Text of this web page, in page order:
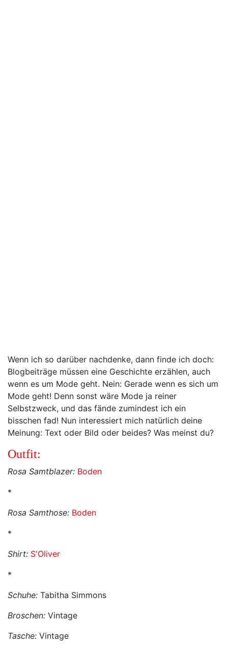
Wenn ich so darüber nachdenke, dann finde ich doch:
Blogbeiträge müssen eine Geschichte erzählen, auch
wenn es um Mode geht. Nein: Gerade wenn es sich um
Mode geht! Denn sonst wäre Mode ja reiner
Selbstzweck, und das fände zumindest ich ein
bisschen fad! Nun interessiert mich natürlich deine
Meinung: Text oder Bild oder beides? Was meinst du?
Outfit:
Rosa Samtblazer: Boden
*
Rosa Samthose: Boden
*
Shirt: S'Oliver
*
Schuhe: Tabitha Simmons
Broschen: Vintage
Tasche: Vintage